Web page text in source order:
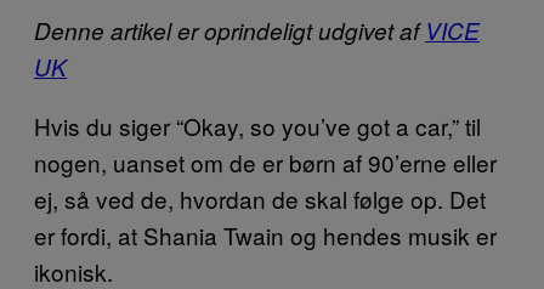
Denne artikel er oprindeligt udgivet afVICE
UK
Hvis du siger “Okay, so you’ve got a car,” til
nogen, uanset om de er børn af 90’erne eller
ej, så ved de, hvordan de skal følge op. Det
er fordi, at Shania Twain og hendes musik er
ikonisk.